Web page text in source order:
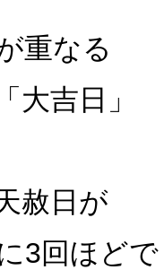
重なる
大吉日」
赦日が
3回ほどで